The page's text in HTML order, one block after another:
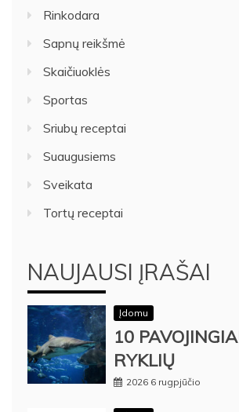
Rinkodara
Sapnų reikšmė
Skaičiuoklės
Sportas
Sriubų receptai
Suaugusiems
Sveikata
Tortų receptai
NAUJAUSI ĮRAŠAI
Įdomu
10
RYKLIŲ
2026 6 rugpjūčio